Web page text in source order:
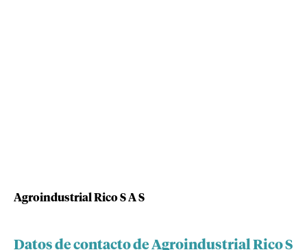
Agroindustrial Rico S A S
Datos de contacto de Agroindustrial Rico S